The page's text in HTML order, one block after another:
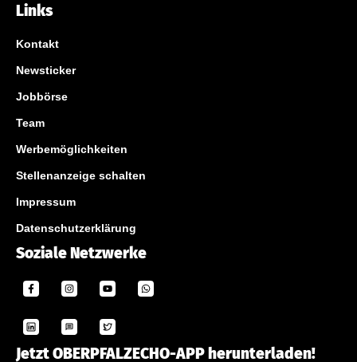
Links
Kontakt
Newsticker
Jobbörse
Team
Werbemöglichkeiten
Stellenanzeige schalten
Impressum
Datenschutzerklärung
Soziale Netzwerke
Jetzt OBERPFALZECHO-APP herunterladen!